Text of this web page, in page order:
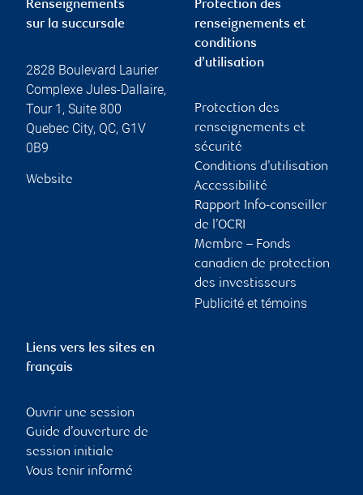
Renseignements
sur la succursale
2828 Boulevard Laurier
Complexe Jules-Dallaire,
Tour 1, Suite 800
Quebec City, QC, G1V
0B9
Website
Protection des
renseignements et
conditions
d’utilisation
Protection des
renseignements et
sécurité
Conditions d’utilisation
Accessibilité
Rapport Info-conseiller
de l’OCRI
Membre – Fonds
canadien de protection
des investisseurs
Publicité et témoins
Liens vers les sites en
français
Ouvrir une session
Guide d’ouverture de
session initiale
Vous tenir informé